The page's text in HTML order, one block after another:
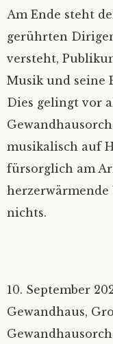
Am Ende steht
gerührten
versteht,
Musik und seine
Dies gelingt vor
musikalisch auf
fürsorglich am
herzerwärmende
nichts.
10. September
Gewandhaus,